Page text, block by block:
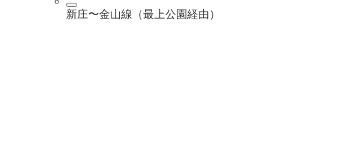
新庄〜金山線（最上公園経由）